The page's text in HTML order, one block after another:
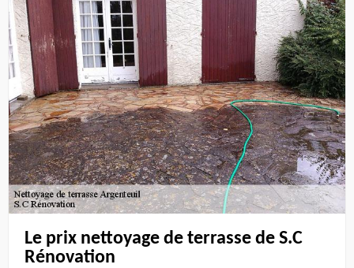
Le prix nettoyage de terrasse de S.C
Rénovation